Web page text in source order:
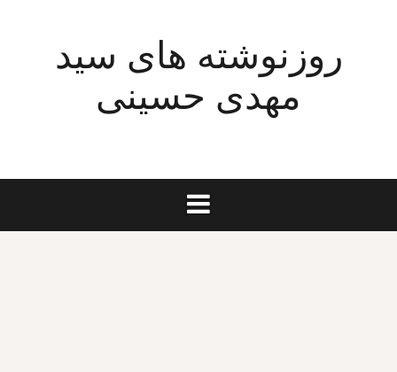
روزنوشته های سید
مهدی حسینی